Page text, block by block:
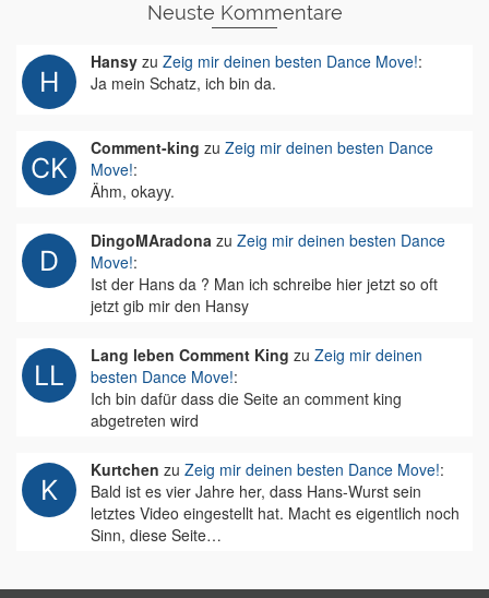
Neuste Kommentare
Hansy zu Zeig mir deinen besten Dance Move!:
Ja mein Schatz, ich bin da.
Comment-king zu Zeig mir deinen besten Dance
Move!:
Ähm, okayy.
DingoMAradona zu Zeig mir deinen besten Dance
Move!:
Ist der Hans da ? Man ich schreibe hier jetzt so oft
jetzt gib mir den Hansy
Lang leben Comment King zu Zeig mir deinen
besten Dance Move!:
Ich bin dafür dass die Seite an comment king
abgetreten wird
Kurtchen zu Zeig mir deinen besten Dance Move!:
Bald ist es vier Jahre her, dass Hans-Wurst sein
letztes Video eingestellt hat. Macht es eigentlich noch
Sinn, diese Seite…